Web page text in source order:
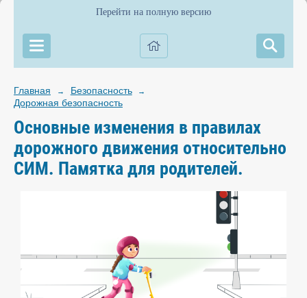
Перейти на полную версию
Главная → Безопасность →
Дорожная безопасность
Основные изменения в правилах
дорожного движения относительно
СИМ. Памятка для родителей.